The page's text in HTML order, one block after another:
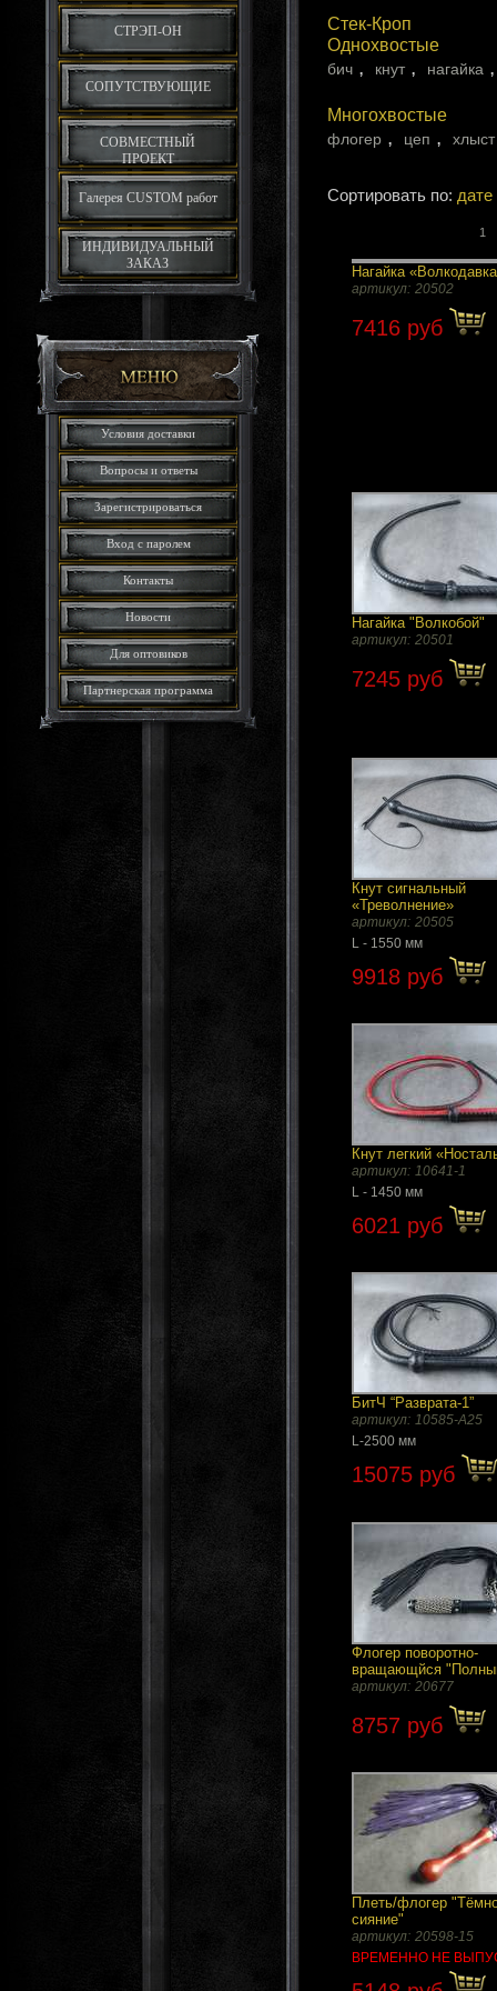
СТРЭП-ОН
СОПУТСТВУЮЩИЕ
СОВМЕСТНЫЙ
ПРОЕКТ
Галерея CUSTOM работ
ИНДИВИДУАЛЬНЫЙ
ЗАКАЗ
Условия доставки
Вопросы и ответы
Зарегистрироваться
Вход с паролем
Контакты
Новости
Для оптовиков
Партнерская программа
Стек-Кроп
Однохвостые
бич , кнут, нагайка
Многохвостые
флогер , цеп , хлыст
Сортировать по: дате
1
Нагайка
артикул: 20502
7416 руб
Нагайка "Волкобой"
артикул: 20501
7245 руб
Кнут сигнальный
«Треволнение»
артикул: 20505
L - 1550 мм
9918 руб
Кнут легкий
артикул: 10641-1
L - 1450 мм
6021 руб
БитЧ “Разврата-1”
артикул: 10585-A25
L-2500 мм
15075 руб
Флогер поворотно-
вращающйся
артикул: 20677
8757 руб
Плеть/флогер
сияние"
артикул: 20598-15
ВРЕМЕННО НЕ